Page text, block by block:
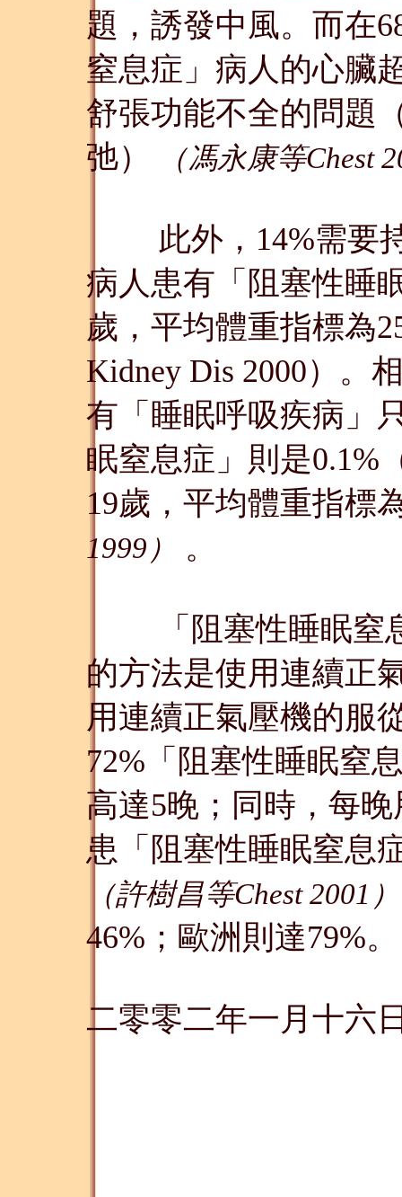
題，誘發中風。而在
窒息症」病人的心臟
舒張功能不全的問題
弛）
（馮永康等Chest
此外，14%需要持
病人患有「阻塞性睡
歲，平均體重指標為
Kidney Dis 2000）。
有「睡眠呼吸疾病」
眠窒息症」則是0.1%
19歲，平均體重指標
1999） 。
「阻塞性睡眠窒息
的方法是使用連續正
用連續正氣壓機的服
72%「阻塞性睡眠窒
高達5晚；同時，每
患「阻塞性睡眠窒息
（許樹昌等Chest 2001）
46%；歐洲則達79%。
二零零二年一月十六